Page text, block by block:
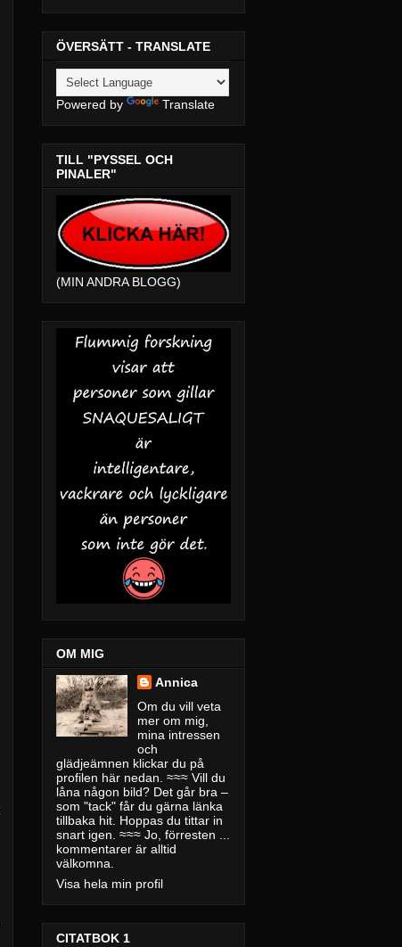
ÖVERSÄTT - TRANSLATE
Powered by Translate
TILL "PYSSEL OCH
PINALER"
(MIN ANDRA BLOGG)
OM MIG
Annica
Om du vill veta
mer om mig,
mina intressen
och
glädjeämnen klickar du på
profilen här nedan. ≈≈≈ Vill du
låna någon bild? Det går bra –
som "tack" får du gärna länka
tillbaka hit. Hoppas du tittar in
snart igen. ≈≈≈ Jo, förresten ...
kommentarer är alltid
välkomna.
Visa hela min profil
CITATBOK 1